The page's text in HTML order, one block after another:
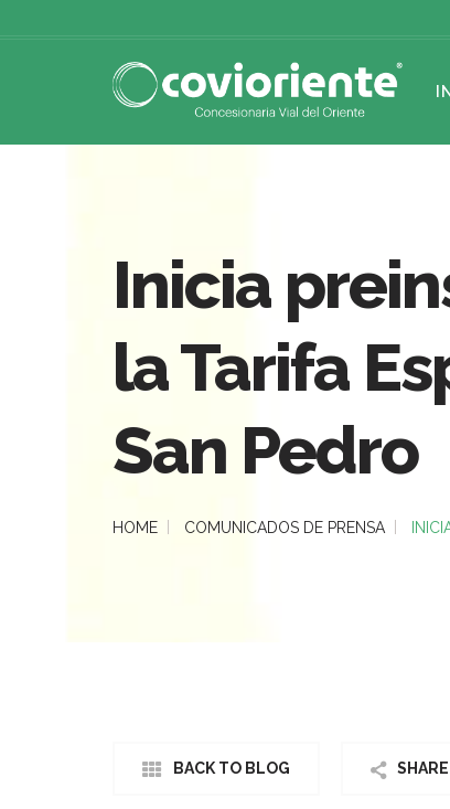
Inicia
la Tarifa
San Pedro
HOME COMUNICADOS DE PRENSA
BACK TO BLOG SHARE